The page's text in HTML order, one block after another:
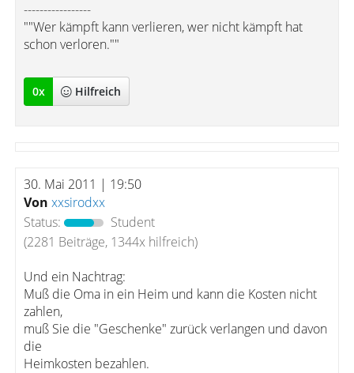
-----------------
""Wer kämpft kann verlieren, wer nicht kämpft hat
schon verloren.""
0x Hilfreich
30. Mai 2011 | 19:50
Von xxsirodxx
Status:
Student
(2281 Beiträge, 1344x hilfreich)
Und ein Nachtrag:
Muß die Oma in ein Heim und kann die Kosten nicht
zahlen,
muß Sie die "Geschenke" zurück verlangen und davon
die
Heimkosten bezahlen.